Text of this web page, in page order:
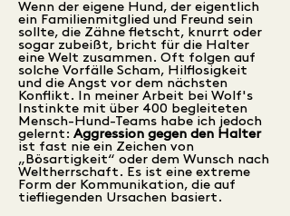
Wenn der eigene Hund, der eigentlich
ein Familienmitglied und Freund sein
sollte, die Zähne fletscht, knurrt oder
sogar zubeißt, bricht für die Halter
eine Welt zusammen. Oft folgen auf
solche Vorfälle Scham, Hilflosigkeit
und die Angst vor dem nächsten
Konflikt. In meiner Arbeit bei Wolf's
Instinkte mit über 400 begleiteten
Mensch-Hund-Teams habe ich jedoch
gelernt: Aggression gegen den Halter
ist fast nie ein Zeichen von
„Bösartigkeit“ oder dem Wunsch nach
Weltherrschaft. Es ist eine extreme
Form der Kommunikation, die auf
tiefliegenden Ursachen basiert.